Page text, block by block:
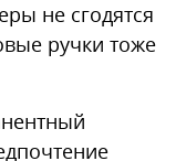
не сгодятся
ручки тоже